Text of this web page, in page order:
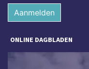
Aanmelden
ONLINE DAGBLADEN